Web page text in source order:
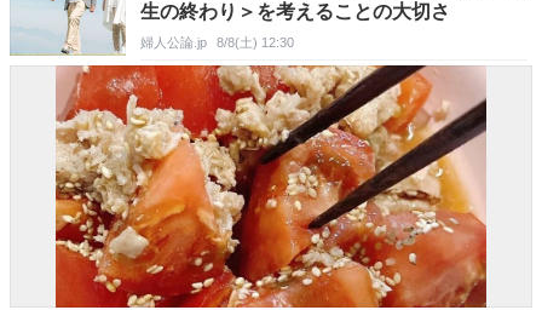
生の終わり＞を考えることの大切さ
婦人公論.jp 8/8(土) 12:30